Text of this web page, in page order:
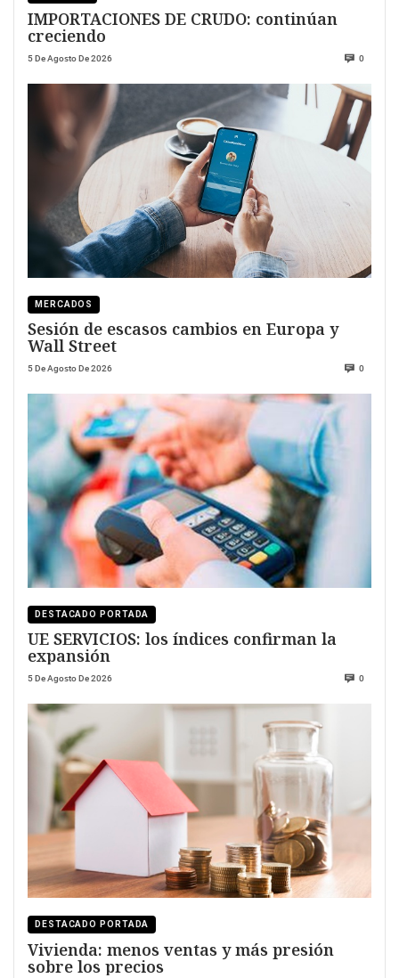
IMPORTACIONES DE CRUDO: continúan
creciendo
5 De Agosto De 2026 0
MERCADOS
Sesión de escasos cambios en Europa y
Wall Street
5 De Agosto De 2026 0
DESTACADO PORTADA
UE SERVICIOS: los índices confirman la
expansión
5 De Agosto De 2026 0
DESTACADO PORTADA
Vivienda: menos ventas y más presión
sobre los precios